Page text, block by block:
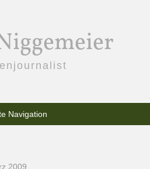
Navigation
2009